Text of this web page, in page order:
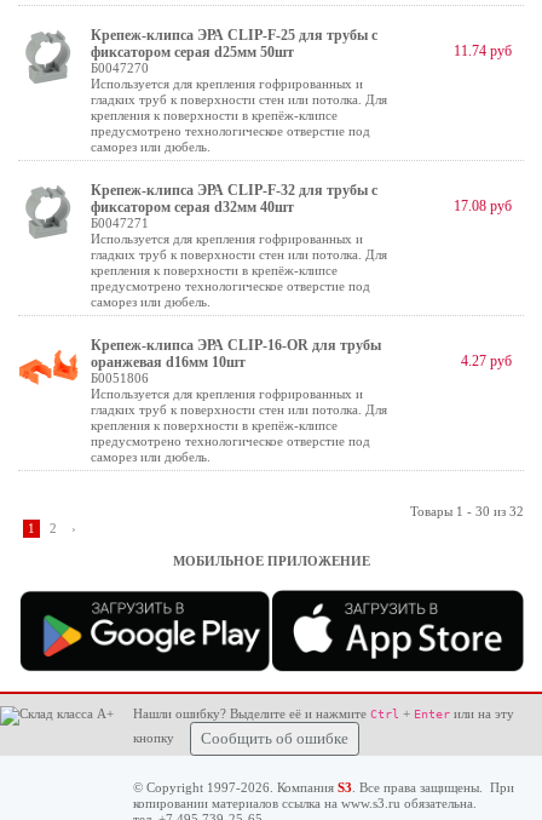
Крепеж-клипса ЭРА CLIP-F-25 для трубы с
фиксатором серая d25мм 50шт
Б0047270
Используется для крепления гофрированных и
гладких труб к поверхности стен или потолка. Для
крепления к поверхности в крепёж-клипсе
предусмотрено технологическое отверстие под
саморез или дюбель.
11.74 руб
Крепеж-клипса ЭРА CLIP-F-32 для трубы с
фиксатором серая d32мм 40шт
Б0047271
Используется для крепления гофрированных и
гладких труб к поверхности стен или потолка. Для
крепления к поверхности в крепёж-клипсе
предусмотрено технологическое отверстие под
саморез или дюбель.
17.08 руб
Крепеж-клипса ЭРА CLIP-16-OR для трубы
оранжевая d16мм 10шт
Б0051806
Используется для крепления гофрированных и
гладких труб к поверхности стен или потолка. Для
крепления к поверхности в крепёж-клипсе
предусмотрено технологическое отверстие под
саморез или дюбель.
4.27 руб
Товары 1 - 30 из 32
1
2 ›
МОБИЛЬНОЕ ПРИЛОЖЕНИЕ
Нашли ошибку? Выделите её и нажмите Ctrl + Enter или на эту
кнопку
Сообщить об ошибке
© Copyright 1997-2026. Компания S3 . Все права защищены. При
копировании материалов ссылка на www.s3.ru обязательна.